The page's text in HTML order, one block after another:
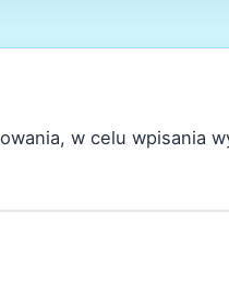
w celu wpisania